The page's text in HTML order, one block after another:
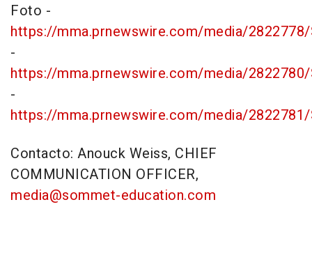
Foto -
https://mma.prnewswire.com/media/
-
https://mma.prnewswire.com/media/
-
https://mma.prnewswire.com/media/
Contacto: Anouck Weiss, CHIEF
COMMUNICATION OFFICER,
media@sommet-education.com